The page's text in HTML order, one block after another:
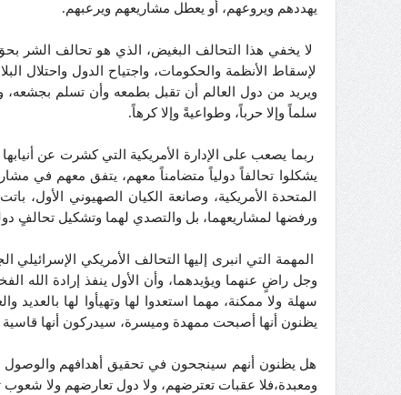
يهددهم ويروعهم، أو يعطل مشاريعهم ويرعبهم.
لا يخفي هذا التحالف البغيض، الذي هو تحالف الشر
لإسقاط الأنظمة والحكومات، واجتياح الدول واحتلال
ويريد من دول العالم أن تقبل بطمعه وأن تسلم
سلماً وإلا حرباً، وطواعيةً وإلا كرهاً.
ربما يصعب على الإدارة الأمريكية التي كشرت عن
يشكلوا تحالفاً دولياً متضامناً معهم، يتفق معهم في
المتحدة الأمريكية، وصانعة الكيان الصهيوني الأول،
ورفضها لمشاريعهما، بل والتصدي لهما وتشكيل تحالفٍ
المهمة التي انبرى إليها التحالف الأمريكي الإسرائيلي
وجل راضٍ عنهما ويؤيدهما، وأن الأول ينفذ إرادة الله
سهلة ولا ممكنة، مهما استعدوا لها وتهيأوا لها بالعديد
يظنون أنها أصبحت ممهدة وميسرة، سيدركون أنها قاسية
هل يظنون أنهم سينجحون في تحقيق أهدافهم
ومعبدة،فلا عقبات تعترضهم، ولا دول تعارضهم ولا شعوب